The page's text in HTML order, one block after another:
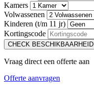
Kamers
Volwassenen
Kinderen (t/m 11 jr)
Kortingscode
CHECK BESCHIKBAARHEID
Vraag direct een offerte aan
Offerte aanvragen